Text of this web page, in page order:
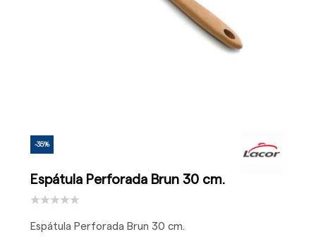
-35%
Espátula Perforada Brun 30 cm.
Espátula Perforada Brun 30 cm.